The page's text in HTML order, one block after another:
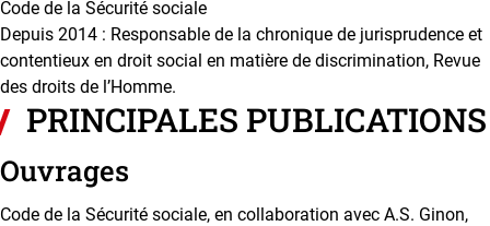
Code de la Sécurité sociale
Depuis 2014 : Responsable de la chronique de jurisprudence et
contentieux en droit social en matière de discrimination, Revue
des droits de l’Homme.
PRINCIPALES PUBLICATIONS
Ouvrages
Code de la Sécurité sociale, en collaboration avec A.S. Ginon,